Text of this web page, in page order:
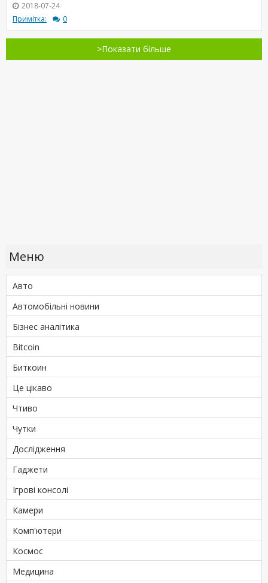
2018-07-24
Примітка:
0
>Показати більше
Меню
Авто
Автомобільні новини
Бізнес аналітика
Bitcoin
Биткоин
Це цікаво
Чтиво
Чутки
Дослідження
Гаджети
Ігрові консолі
Камери
Комп'ютери
Космос
Медицина